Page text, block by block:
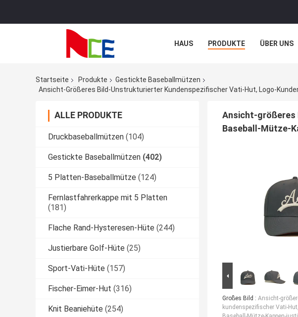
HAUS PRODUKTE ÜBER UNS
Startseite
Produkte
Gestickte Baseballmützen
Ansicht-Größeres Bild-Unstrukturierter Kundenspezifischer Vati-Hut, Logo-
ALLE PRODUKTE
Druckbaseballmützen (104)
Gestickte Baseballmützen (402)
5 Platten-Baseballmütze (124)
Fernlastfahrerkappe mit 5 Platten
(181)
Flache Rand-Hysteresen-Hüte (244)
Justierbare Golf-Hüte (25)
Sport-Vati-Hüte (157)
Fischer-Eimer-Hut (316)
Knit Beaniehüte (254)
Ansicht-
Baseball-Mütze-
Großes Bild : Ansicht-
kundenspezifischer Vati-